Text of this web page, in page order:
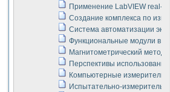
Применение LabVIEW real-
Создание комплекса по
Система автоматизации
Функциональные модули в
Магнитометрический метод
Перспективы
Компьютерные
Испытательно-